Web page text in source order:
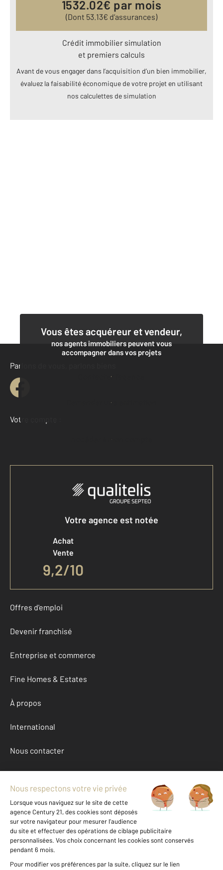
1532.02€ par mois
(Dont 53.13€ d’assurances)
Crédit immobilier simulation
et premiers calculs
Avant de vous engager dans l’acquisition d’un bien immobilier,
évaluez la faisabilité économique de votre projet en utilisant
nos calculettes de simulation
Vous êtes acquéreur et vendeur,
nos agents immobiliers peuvent vous
accompagner dans vos projets
Contacter l'agence
Demander une estimation
Parlons de vous, parlons biens
Votre compte :
Accéder à mon compte
Votre agence est notée
Achat
Vente
9,2/10
Offres d'emploi
Devenir franchisé
Entreprise et commerce
Fine Homes & Estates
À propos
International
Nous contacter
Mentions légales & CGU et Barèmes d'honoraires
Données personnelles
Gestionnaire des cookies
Achat maison autour de ST PAIR SUR MER (50380)